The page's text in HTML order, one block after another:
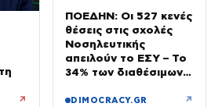
για
↗
ΠΟΕΔΗΝ: Οι 527 κενές
θέσεις στις σχολές
Νοσηλευτικής
απειλούν το ΕΣΥ – Το
34% των διαθέσιμων
DIMOCRACY.GR ↗